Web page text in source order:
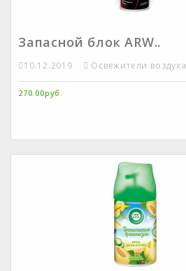
Запасной блок ARW..
10.12.2019 Освежители воздуха
270.00руб.